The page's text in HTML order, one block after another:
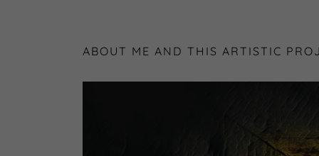
ABOUT ME AND THIS ARTISTIC